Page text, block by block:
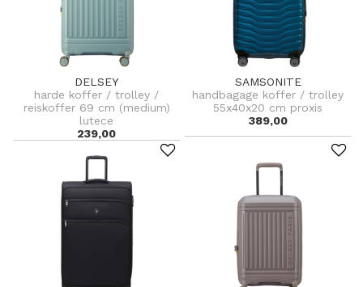
DELSEY
harde koffer / trolley /
reiskoffer 69 cm (medium)
lutece
239,00
SAMSONITE
handbagage koffer / trolley
55x40x20 cm proxis
389,00